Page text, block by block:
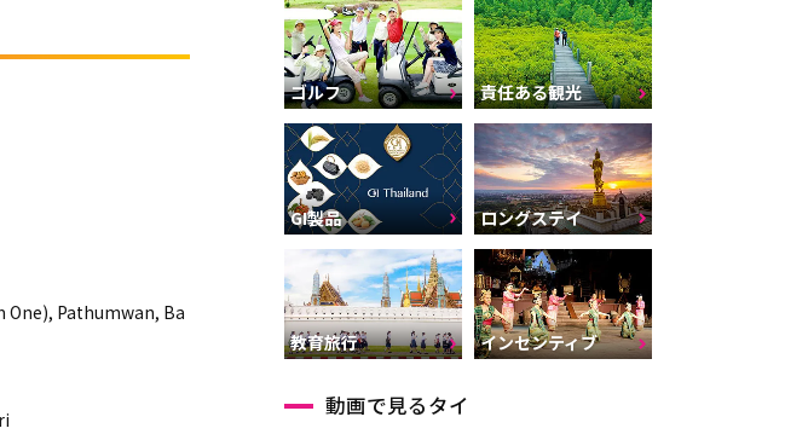
One), Pathumwan, Ba
ゴルフ 責任ある観光
GI製品 ロングステイ
教育旅行 インセンティブ
動画で見るタイ